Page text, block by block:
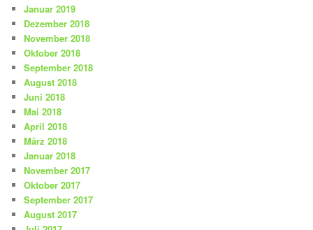
Januar 2019
Dezember 2018
November 2018
Oktober 2018
September 2018
August 2018
Juni 2018
Mai 2018
April 2018
März 2018
Januar 2018
November 2017
Oktober 2017
September 2017
August 2017